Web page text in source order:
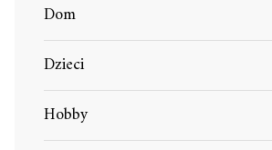
Dom
Dzieci
Hobby